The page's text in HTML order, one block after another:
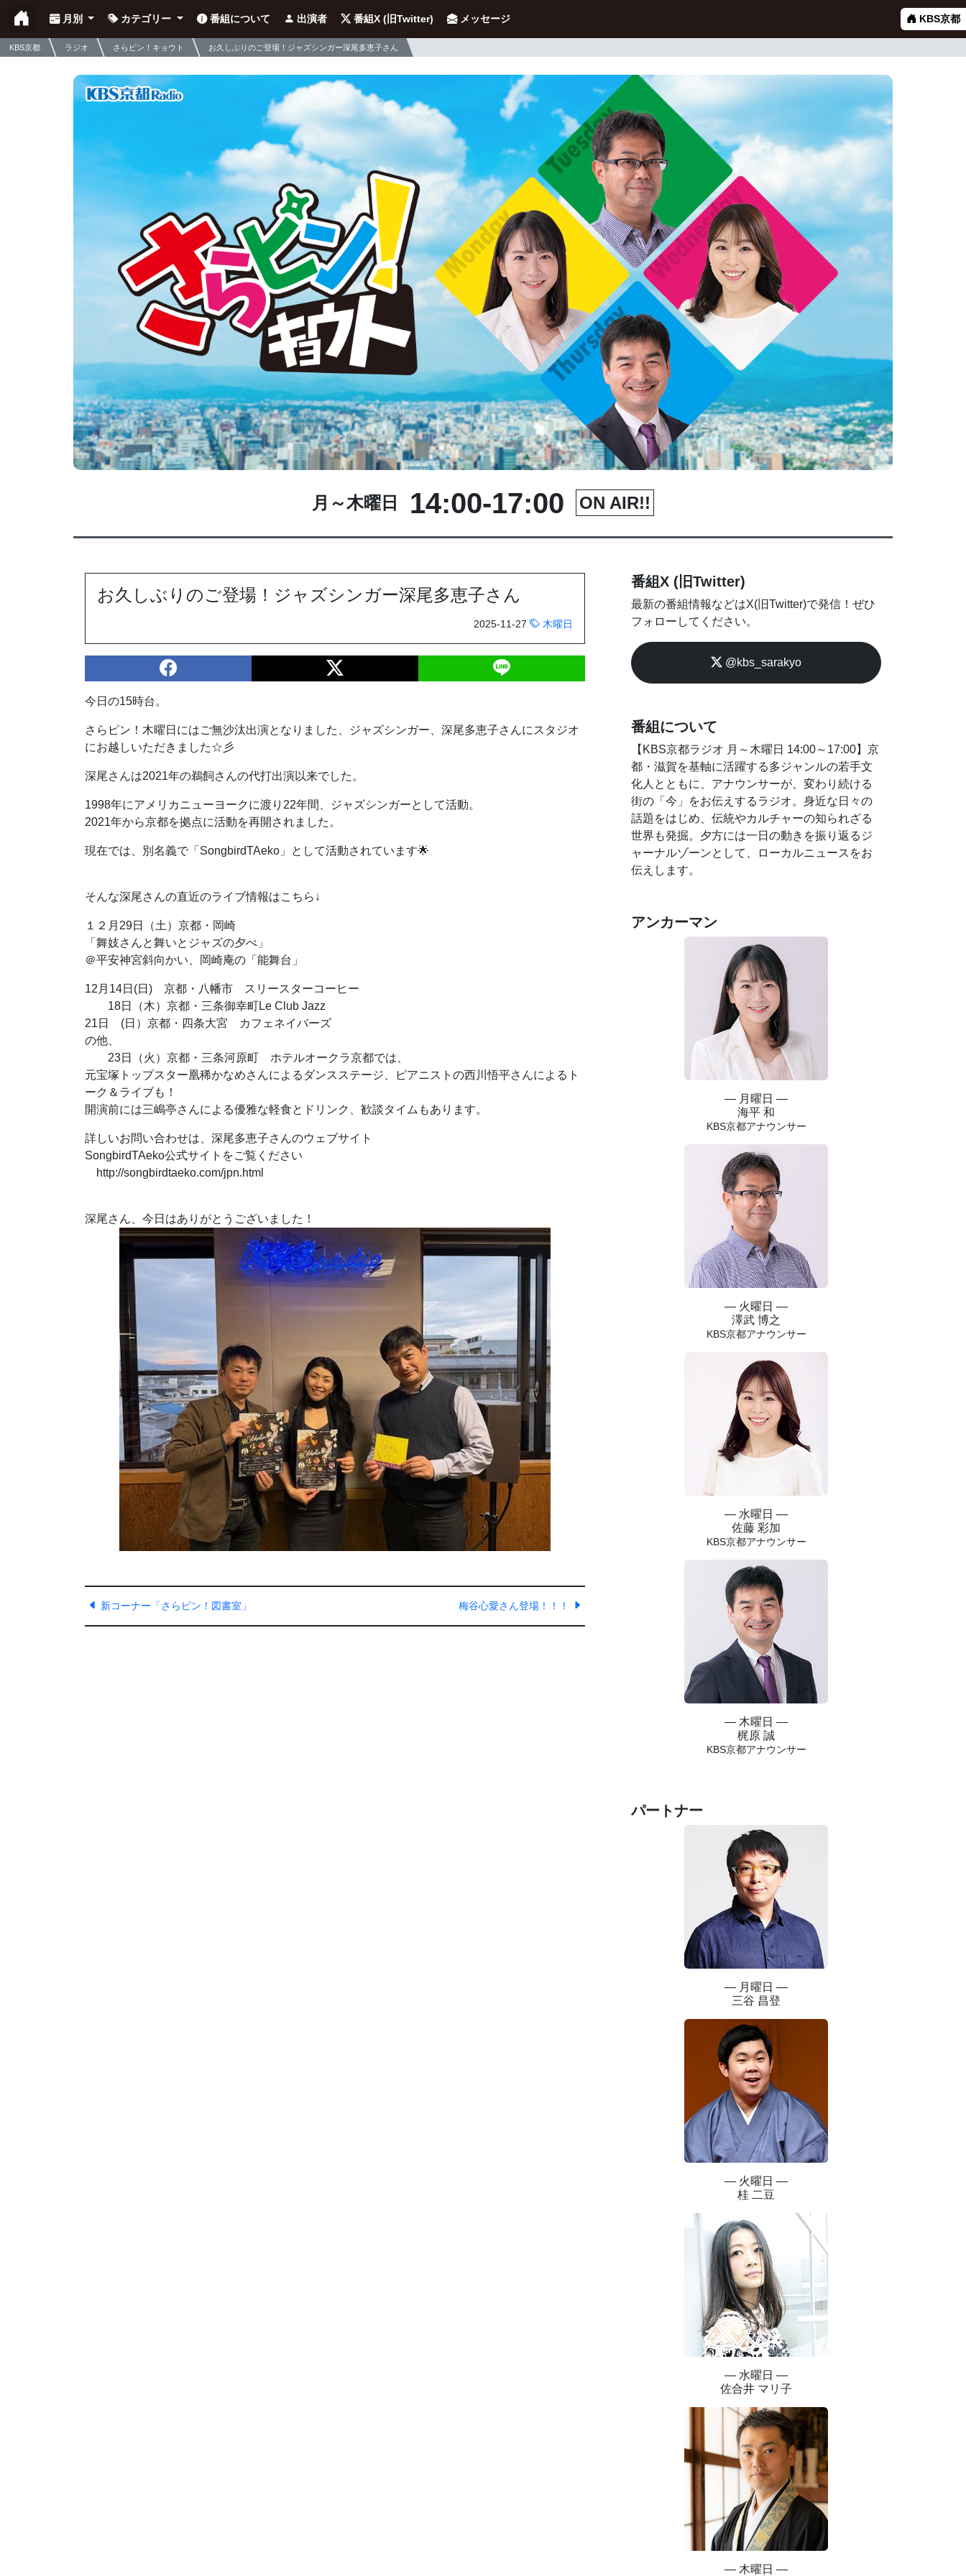
月別 カテゴリー 番組について 出演者 番組X (旧Twitter) メッセージ KBS京都
KBS京都 ラジオ さらピン！キョウト お久しぶりのご登場！ジャズシンガー深尾多恵子さん
月～木曜日 14:00-17:00 ON AIR!!
お久しぶりのご登場！ジャズシンガー深尾多恵子さん
2025-11-27 木曜日
今日の15時台。
さらピン！木曜日にはご無沙汰出演となりました、ジャズシンガー、深尾多恵子さんにスタジオ
にお越しいただきました☆彡
深尾さんは2021年の鵜飼さんの代打出演以来でした。
1998年にアメリカニューヨークに渡り22年間、ジャズシンガーとして活動。
2021年から京都を拠点に活動を再開されました。
現在では、別名義で「SongbirdTAeko」として活動されています🌟
そんな深尾さんの直近のライブ情報はこちら↓
１２月29日（土）京都・岡崎
「舞妓さんと舞いとジャズの夕べ」
＠平安神宮斜向かい、岡崎庵の「能舞台」
12月14日(日) 京都・八幡市 スリースターコーヒー
18日（木）京都・三条御幸町Le Club Jazz
21日 (日）京都・四条大宮 カフェネイバーズ
の他、
23日（火）京都・三条河原町 ホテルオークラ京都では、
元宝塚トップスター凰稀かなめさんによるダンスステージ、ピアニストの西川悟平さんによるト
ーク＆ライブも！
開演前には三嶋亭さんによる優雅な軽食とドリンク、歓談タイムもあります。
詳しいお問い合わせは、深尾多恵子さんのウェブサイト
SongbirdTAeko公式サイトをご覧ください
http://songbirdtaeko.com/jpn.html
深尾さん、今日はありがとうございました！
新コーナー「さらピン！図書室」 梅谷心愛さん登場！！！
番組X (旧Twitter)
最新の番組情報などはX(旧Twitter)で発信！ぜひ
フォローしてください。
@kbs_sarakyo
番組について
【KBS京都ラジオ 月～木曜日 14:00～17:00】京
都・滋賀を基軸に活躍する多ジャンルの若手文
化人とともに、アナウンサーが、変わり続ける
街の「今」をお伝えするラジオ。身近な日々の
話題をはじめ、伝統やカルチャーの知られざる
世界も発掘。夕方には一日の動きを振り返るジ
ャーナルゾーンとして、ローカルニュースをお
伝えします。
アンカーマン
― 月曜日 ―
海平 和
KBS京都アナウンサー
― 火曜日 ―
澤武 博之
KBS京都アナウンサー
― 水曜日 ―
佐藤 彩加
KBS京都アナウンサー
― 木曜日 ―
梶原 誠
KBS京都アナウンサー
パートナー
― 月曜日 ―
三谷 昌登
― 火曜日 ―
桂 二豆
― 水曜日 ―
佐合井 マリ子
― 木曜日 ―